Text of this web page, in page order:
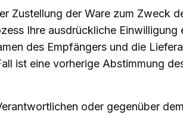
Zustellung der Ware zum Zweck
Ihre ausdrückliche Einwilligung
des Empfängers und die
ist eine vorherige Abstimmung
oder gegenüber